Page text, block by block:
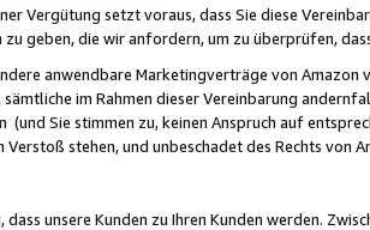
Vergütung setzt voraus, dass Sie diese
geben, die wir anfordern, um zu überprüfen,
anwendbare Marketingverträge von
im Rahmen dieser Vereinbarung
Sie stimmen zu, keinen Anspruch auf
stehen, und unbeschadet des Rechts von
unsere Kunden zu Ihren Kunden werden.